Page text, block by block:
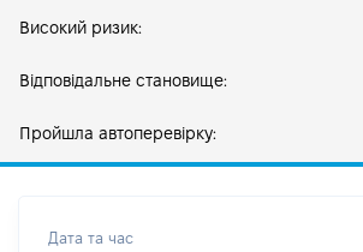
Високий ризик:
Відповідальне становище:
Пройшла автоперевірку:
Дата та час